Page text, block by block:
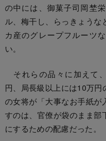
の中には、御菓子司岡埜
ル、梅干し、らっきょうな
カ産のグレープフルーツ
い。
それらの品々に加えて
円、局長級以上には10万
の女将が「大事なお手紙が
すのは、官僚が袋のまま部
にするための配慮だった。